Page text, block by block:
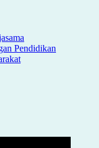
Pendidikan